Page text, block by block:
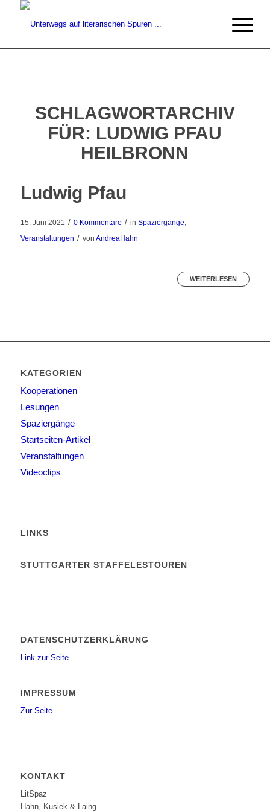
SCHLAGWORTARCHIV
FÜR: LUDWIG PFAU
HEILBRONN
Ludwig Pfau
15. Juni 2021 / 0 Kommentare / in Spaziergänge,
Veranstaltungen / von AndreaHahn
WEITERLESEN
KATEGORIEN
Kooperationen
Lesungen
Spaziergänge
Startseiten-Artikel
Veranstaltungen
Videoclips
LINKS
STUTTGARTER STÄFFELESTOUREN
DATENSCHUTZERKLÄRUNG
Link zur Seite
IMPRESSUM
Zur Seite
KONTAKT
LitSpaz
Hahn, Kusiek & Laing